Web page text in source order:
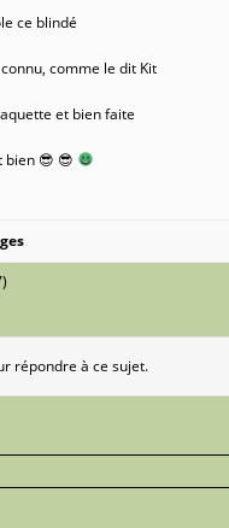
ce blindé
comme le dit Kit
et bien faite
bien 😎 😎
répondre à ce sujet.